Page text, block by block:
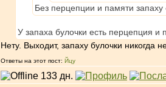
Без перцепции и памяти запаху
У запаха булочки есть перцепция и
Нету. Выходит, запаху булочки никогда
Ответы на этот пост: Йцу